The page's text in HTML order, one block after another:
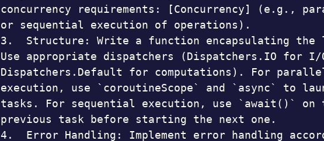
concurrency requirements: [Concurrency] (e.g.,
or sequential execution of operations).
3.  Structure: Write a function encapsulating the
Use appropriate dispatchers (Dispatchers.IO for I/
Dispatchers.Default for computations). For
execution, use `coroutineScope` and `async` to
tasks. For sequential execution, use `await()` on
previous task before starting the next one.
4.  Error Handling: Implement error handling